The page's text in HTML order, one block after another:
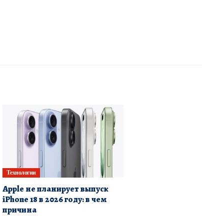
Технологии
Apple не планирует выпуск
iPhone 18 в 2026 году: в чем
причина